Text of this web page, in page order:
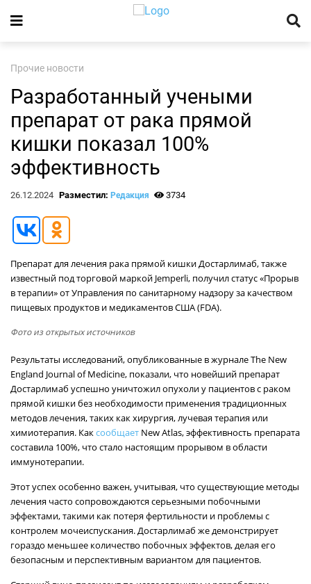
Прочие новости
Разработанный учеными
препарат от рака прямой
кишки показал 100%
эффективность
26.12.2024 Разместил: Редакция 3734
Препарат для лечения рака прямой кишки Достарлимаб, также
известный под торговой маркой Jemperli, получил статус «Прорыв
в терапии» от Управления по санитарному надзору за качеством
пищевых продуктов и медикаментов США (FDA).
Фото из открытых источников
Результаты исследований, опубликованные в журнале The New
England Journal of Medicine, показали, что новейший препарат
Достарлимаб успешно уничтожил опухоли у пациентов с раком
прямой кишки без необходимости применения традиционных
методов лечения, таких как хирургия, лучевая терапия или
химиотерапия. Каксообщает New Atlas, эффективность препарата
составила 100%, что стало настоящим прорывом в области
иммунотерапии.
Этот успех особенно важен, учитывая, что существующие методы
лечения часто сопровождаются серьезными побочными
эффектами, такими как потеря фертильности и проблемы с
контролем мочеиспускания. Достарлимаб же демонстрирует
гораздо меньшее количество побочных эффектов, делая его
безопасным и перспективным вариантом для пациентов.